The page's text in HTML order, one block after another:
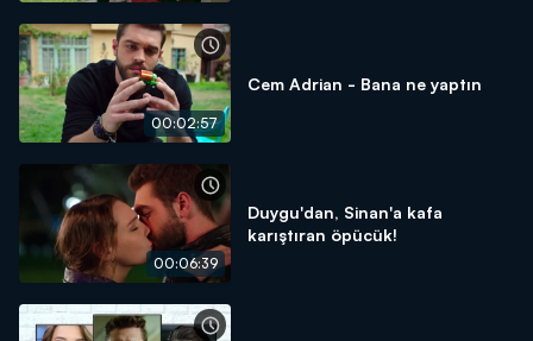
00:02:57
Cem Adrian - Bana ne yaptın
00:06:39
Duygu'dan, Sinan'a kafa
karıştıran öpücük!